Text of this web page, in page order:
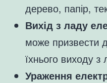
дерево, папір,
Вихід з ладу
може призвести
їхнього виходу з
Ураження